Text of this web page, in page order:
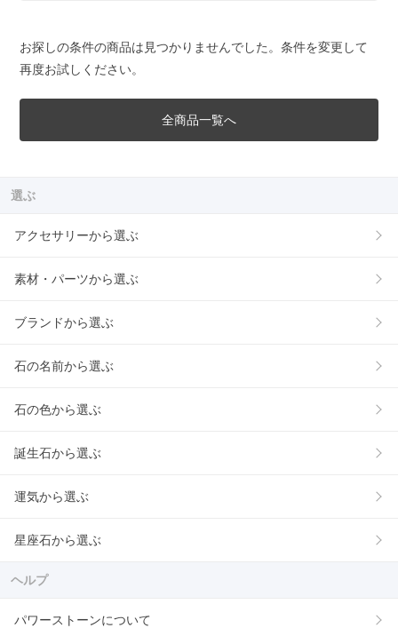
お探しの条件の商品は見つかりませんでした。条件を変更して
再度お試しください。
全商品一覧へ
選ぶ
アクセサリーから選ぶ
素材・パーツから選ぶ
ブランドから選ぶ
石の名前から選ぶ
石の色から選ぶ
誕生石から選ぶ
運気から選ぶ
星座石から選ぶ
ヘルプ
パワーストーンについて